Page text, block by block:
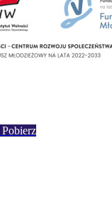
Pobierz